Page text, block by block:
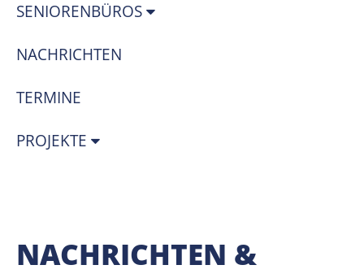
SENIORENBÜROS
NACHRICHTEN
TERMINE
PROJEKTE
NACHRICHTEN &